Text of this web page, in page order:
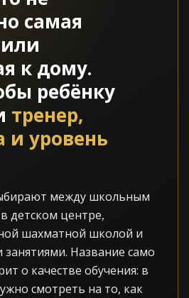
самая
к дому.
ребёнку
тренер,
и уровень
между школьным
детском центре,
шахматной школой и
Название само
о качестве обучения: в
смотреть на то, как